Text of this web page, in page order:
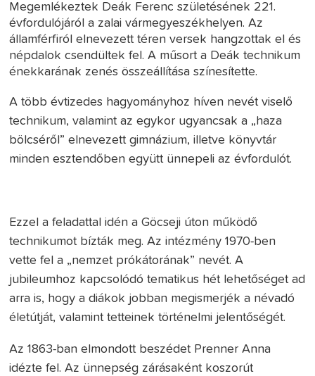
Megemlékeztek Deák Ferenc születésének 221.
évfordulójáról a zalai vármegyeszékhelyen. Az
államférfiról elnevezett téren versek hangzottak el és
népdalok csendültek fel. A műsort a Deák technikum
énekkarának zenés összeállítása színesítette.
A több évtizedes hagyományhoz híven nevét viselő
technikum, valamint az egykor ugyancsak a „haza
bölcséről” elnevezett gimnázium, illetve könyvtár
minden esztendőben együtt ünnepeli az évfordulót.
Ezzel a feladattal idén a Göcseji úton működő
technikumot bízták meg. Az intézmény 1970-ben
vette fel a „nemzet prókátorának” nevét. A
jubileumhoz kapcsolódó tematikus hét lehetőséget ad
arra is, hogy a diákok jobban megismerjék a névadó
életútját, valamint tetteinek történelmi jelentőségét.
Az 1863-ban elmondott beszédet Prenner Anna
idézte fel. Az ünnepség zárásaként koszorút